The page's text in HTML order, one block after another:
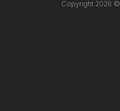
Copyright 2026 ©